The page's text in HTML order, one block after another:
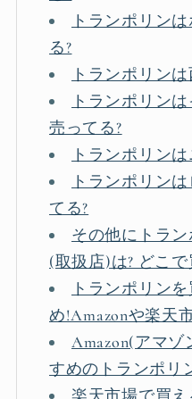
トランポリン
る?
トランポリン
トランポリン
売ってる?
トランポリン
トランポリン
てる?
その他にトラ
(取扱店)は? どこで
トランポリン
め!Amazonや楽天
Amazon(アマ
すめのトランポリ